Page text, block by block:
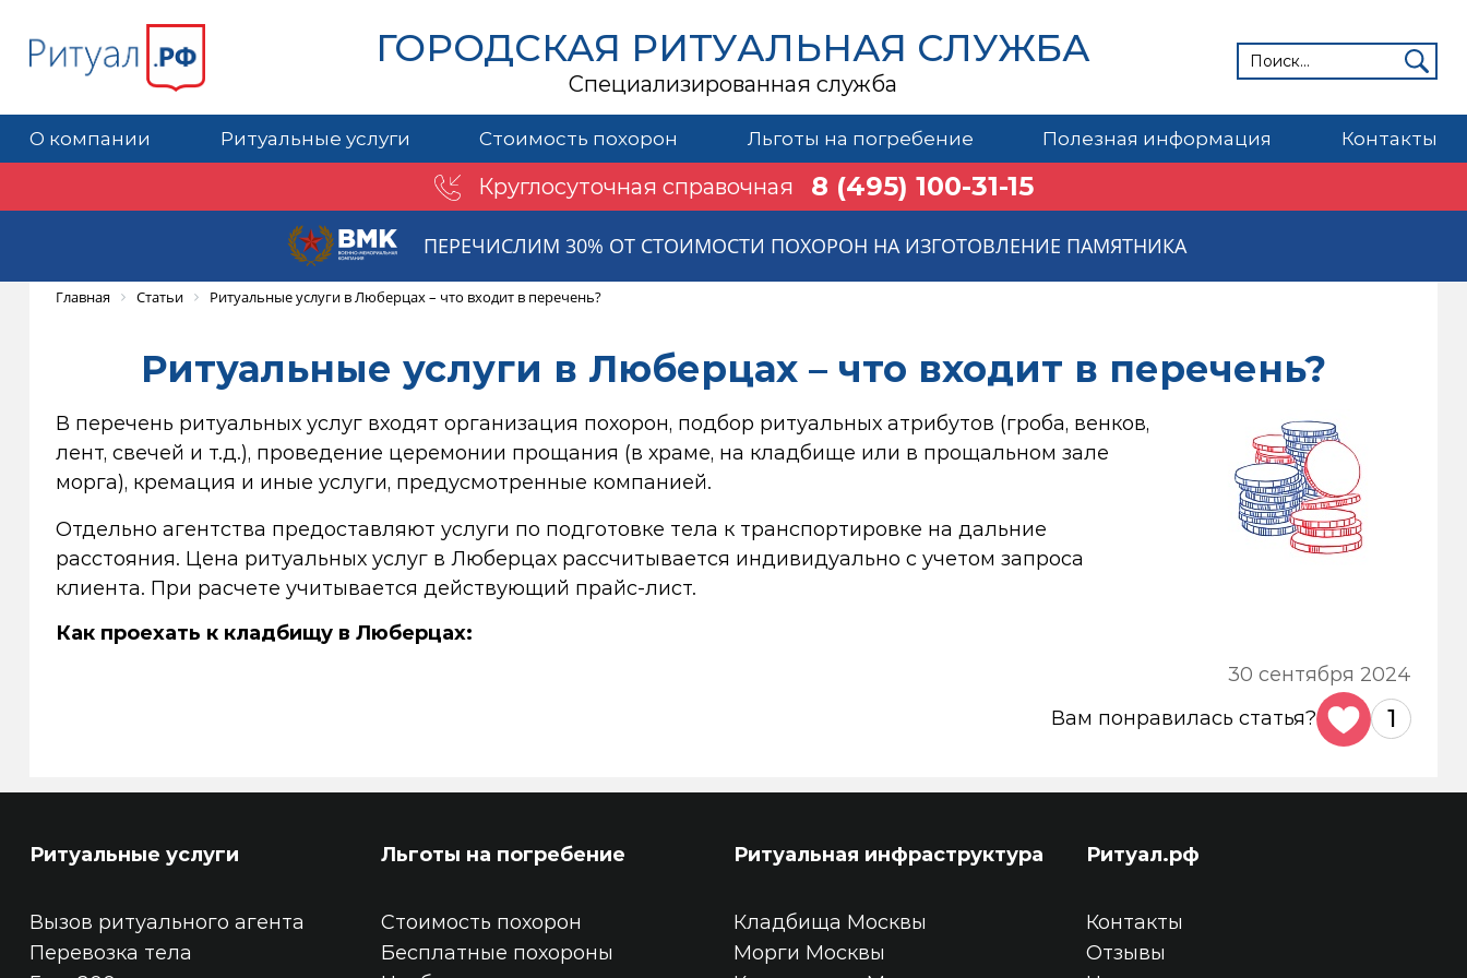
ГОРОДСКАЯ РИТУАЛЬНАЯ СЛУЖБА
Специализированная служба
О компании Ритуальные услуги Стоимость похорон Льготы на погребение Полезная информация Контакты
Круглосуточная справочная 8 (495) 100-31-15
ПЕРЕЧИСЛИМ 30% ОТ СТОИМОСТИ ПОХОРОН НА ИЗГОТОВЛЕНИЕ ПАМЯТНИКА
Главная Статьи Ритуальные услуги в Люберцах – что входит в перечень?
Ритуальные услуги в Люберцах – что входит в перечень?
В перечень ритуальных услуг входят организация похорон, подбор ритуальных атрибутов (гроба, венков,
лент, свечей и т.д.), проведение церемонии прощания (в храме, на кладбище или в прощальном зале
морга), кремация и иные услуги, предусмотренные компанией.
Отдельно агентства предоставляют услуги по подготовке тела к транспортировке на дальние
расстояния. Цена ритуальных услуг в Люберцах рассчитывается индивидуально с учетом запроса
клиента. При расчете учитывается действующий прайс-лист.
Как проехать к кладбищу в Люберцах:
30 сентября 2024
Вам понравилась статья?
1
Ритуальные услуги
Вызов ритуального агента
Перевозка тела
Льготы на погребение
Стоимость похорон
Бесплатные похороны
Ритуальная инфраструктура
Кладбища Москвы
Морги Москвы
Ритуал.рф
Контакты
Отзывы